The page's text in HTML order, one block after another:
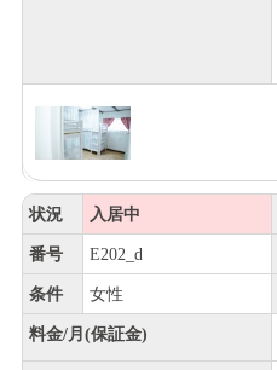
状況 入居中
番号 E202_d
条件 女性
料金/月(保証金)